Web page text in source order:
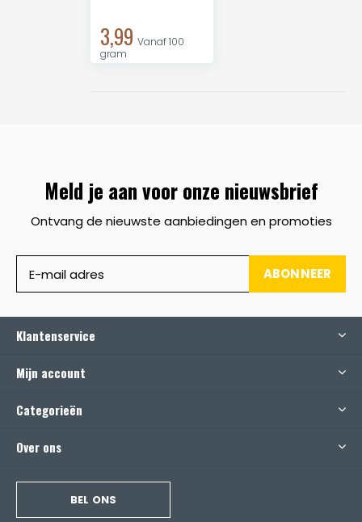
3,99 Vanaf 100
gram
Meld je aan voor onze nieuwsbrief
Ontvang de nieuwste aanbiedingen en promoties
ABONNEER
Klantenservice
Mijn account
Categorieën
Over ons
BEL ONS